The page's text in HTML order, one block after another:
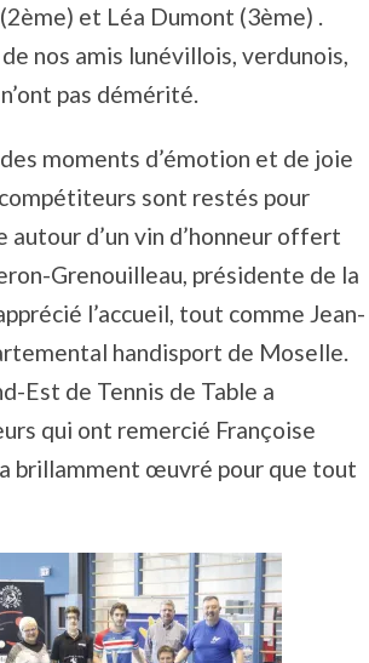
et Léa Dumont (3ème) .
nos amis lunévillois, verdunois,
pas démérité.
moments d’émotion et de joie
sont restés pour
d’un vin d’honneur offert
Grenouilleau, présidente de la
l’accueil, tout comme Jean-
handisport de Moselle.
Est de Tennis de Table a
qui ont remercié Françoise
brillamment œuvré pour que tout